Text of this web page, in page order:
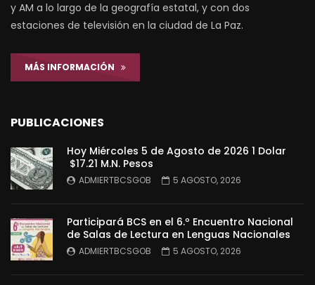
y AM a lo largo de la geografía estatal, y con dos
estaciones de televisión en la ciudad de La Paz.
MÁS INFORMACIÓN
PUBLICACIONES
Hoy Miércoles 5 de Agosto de 2026 1 Dolar
$17.21 M.N. Pesos
ADMIERTBCSGOB 5 AGOSTO, 2026
Participará BCS en el 6.º Encuentro Nacional
de Salas de Lectura en Lenguas Nacionales
ADMIERTBCSGOB 5 AGOSTO, 2026